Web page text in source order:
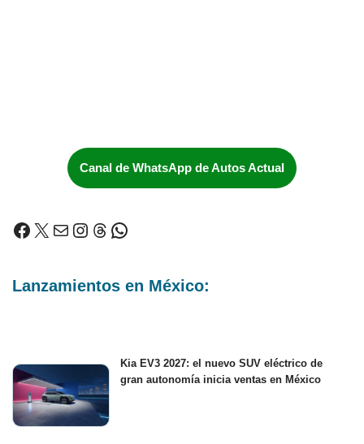
Canal de WhatsApp de Autos Actual
Lanzamientos en México:
Kia EV3 2027: el nuevo SUV eléctrico de
gran autonomía inicia ventas en México